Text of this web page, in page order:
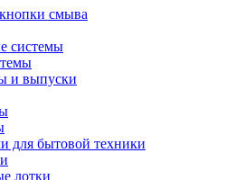
смыва
системы
и выпуски
для бытовой техники
лотки